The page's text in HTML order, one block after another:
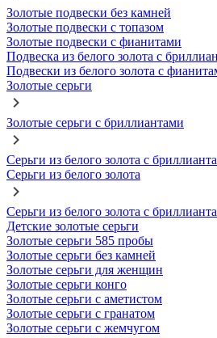
Золотые подвески без камней
Золотые подвески с топазом
Золотые подвески с фианитами
Подвеска из белого золота с
Подвески из белого золота с
Золотые серьги
Золотые серьги с бриллиантами
Серьги из белого золота с
Серьги из белого золота
Серьги из белого золота с
Детские золотые серьги
Золотые серьги 585 пробы
Золотые серьги без камней
Золотые серьги для женщин
Золотые серьги конго
Золотые серьги с аметистом
Золотые серьги с гранатом
Золотые серьги с жемчугом